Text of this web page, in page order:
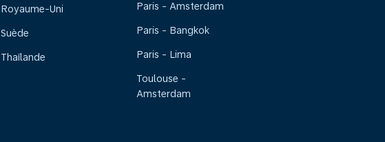
Royaume-Uni
Suède
Thaïlande
Paris - Amsterdam
Paris - Bangkok
Paris - Lima
Toulouse -
Amsterdam